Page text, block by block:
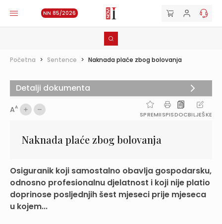
NN 85/2026
Početna > Sentence > Naknada plaće zbog bolovanja
AA
SPREMIISPISDOCBILJEŠKE
Naknada plaće zbog bolovanja
Osiguranik koji samostalno obavlja gospodarsku,
odnosno profesio­nalnu djelatnost i koji nije platio
doprinose posljednjih šest mjeseci prije mjeseca
u kojem...
Detalji dokumenta